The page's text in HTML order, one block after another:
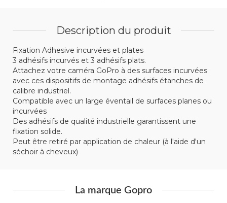
Description du produit
Fixation Adhesive incurvées et plates
3 adhésifs incurvés et 3 adhésifs plats.
Attachez votre caméra GoPro à des surfaces incurvées
avec ces dispositifs de montage adhésifs étanches de
calibre industriel.
Compatible avec un large éventail de surfaces planes ou
incurvées
Des adhésifs de qualité industrielle garantissent une
fixation solide.
Peut être retiré par application de chaleur (à l'aide d'un
séchoir à cheveux)
La marque Gopro